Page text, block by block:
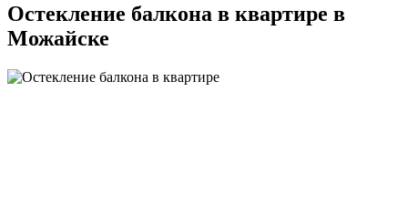
Остекление балкона в квартире в
Можайске